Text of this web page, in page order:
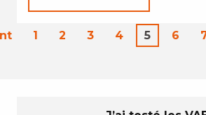
1 2 3 4 5 6